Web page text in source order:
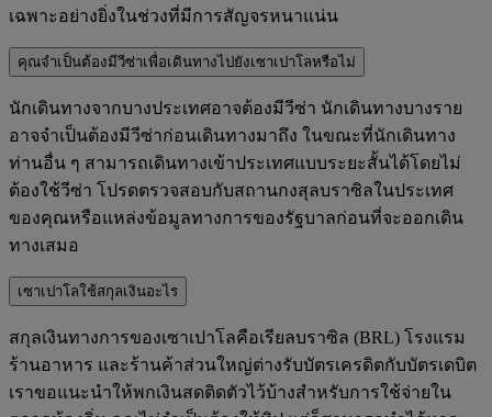
เฉพาะอย่างยิ่งในช่วงที่มีการสัญจรหนาแน่น
คุณจำเป็นต้องมีวีซ่าเพื่อเดินทางไปยังเซาเปาโลหรือไม่
นักเดินทางจากบางประเทศอาจต้องมีวีซ่า นักเดินทางบางราย
อาจจำเป็นต้องมีวีซ่าก่อนเดินทางมาถึง ในขณะที่นักเดินทาง
ท่านอื่น ๆ สามารถเดินทางเข้าประเทศแบบระยะสั้นได้โดยไม่
ต้องใช้วีซ่า โปรดตรวจสอบกับสถานกงสุลบราซิลในประเทศ
ของคุณหรือแหล่งข้อมูลทางการของรัฐบาลก่อนที่จะออกเดิน
ทางเสมอ
เซาเปาโลใช้สกุลเงินอะไร
สกุลเงินทางการของเซาเปาโลคือเรียลบราซิล (BRL) โรงแรม
ร้านอาหาร และร้านค้าส่วนใหญ่ต่างรับบัตรเครดิตกับบัตรเดบิต
เราขอแนะนำให้พกเงินสดติดตัวไว้บ้างสำหรับการใช้จ่ายใน